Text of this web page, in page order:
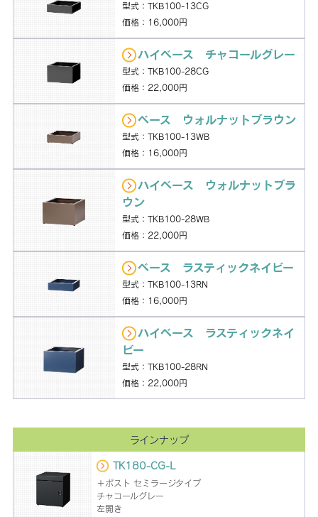
型式：TKB100-13CG
価格：16,000円
ハイベース チャコールグレー
型式：TKB100-28CG
価格：22,000円
ベース ウォルナットブラウン
型式：TKB100-13WB
価格：16,000円
ハイベース ウォルナットブラ
ウン
型式：TKB100-28WB
価格：22,000円
ベース ラスティックネイビー
型式：TKB100-13RN
価格：16,000円
ハイベース ラスティックネイ
ビー
型式：TKB100-28RN
価格：22,000円
ラインナップ
TK180-CG-L
＋ポスト セミラージタイプ
チャコールグレー
左開き